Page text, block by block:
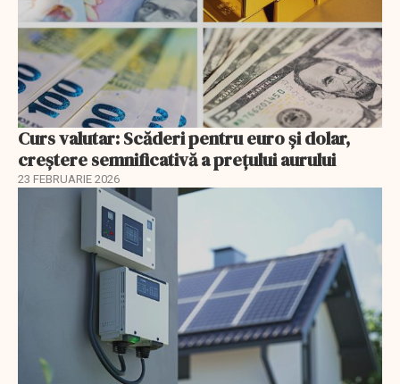
Curs valutar: Scăderi pentru euro și dolar,
creștere semnificativă a prețului aurului
23 FEBRUARIE 2026